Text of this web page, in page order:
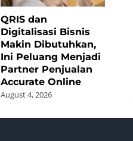
QRIS dan
Digitalisasi Bisnis
Makin Dibutuhkan,
Ini Peluang Menjadi
Partner Penjualan
Accurate Online
August 4, 2026